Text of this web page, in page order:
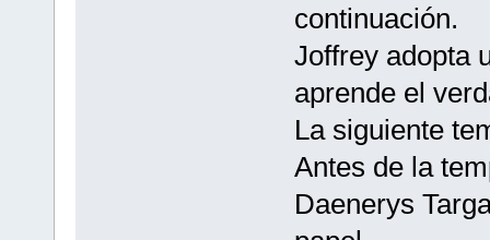
continuación.
Joffrey adopta
aprende el
La siguiente
Antes de la
Daenerys